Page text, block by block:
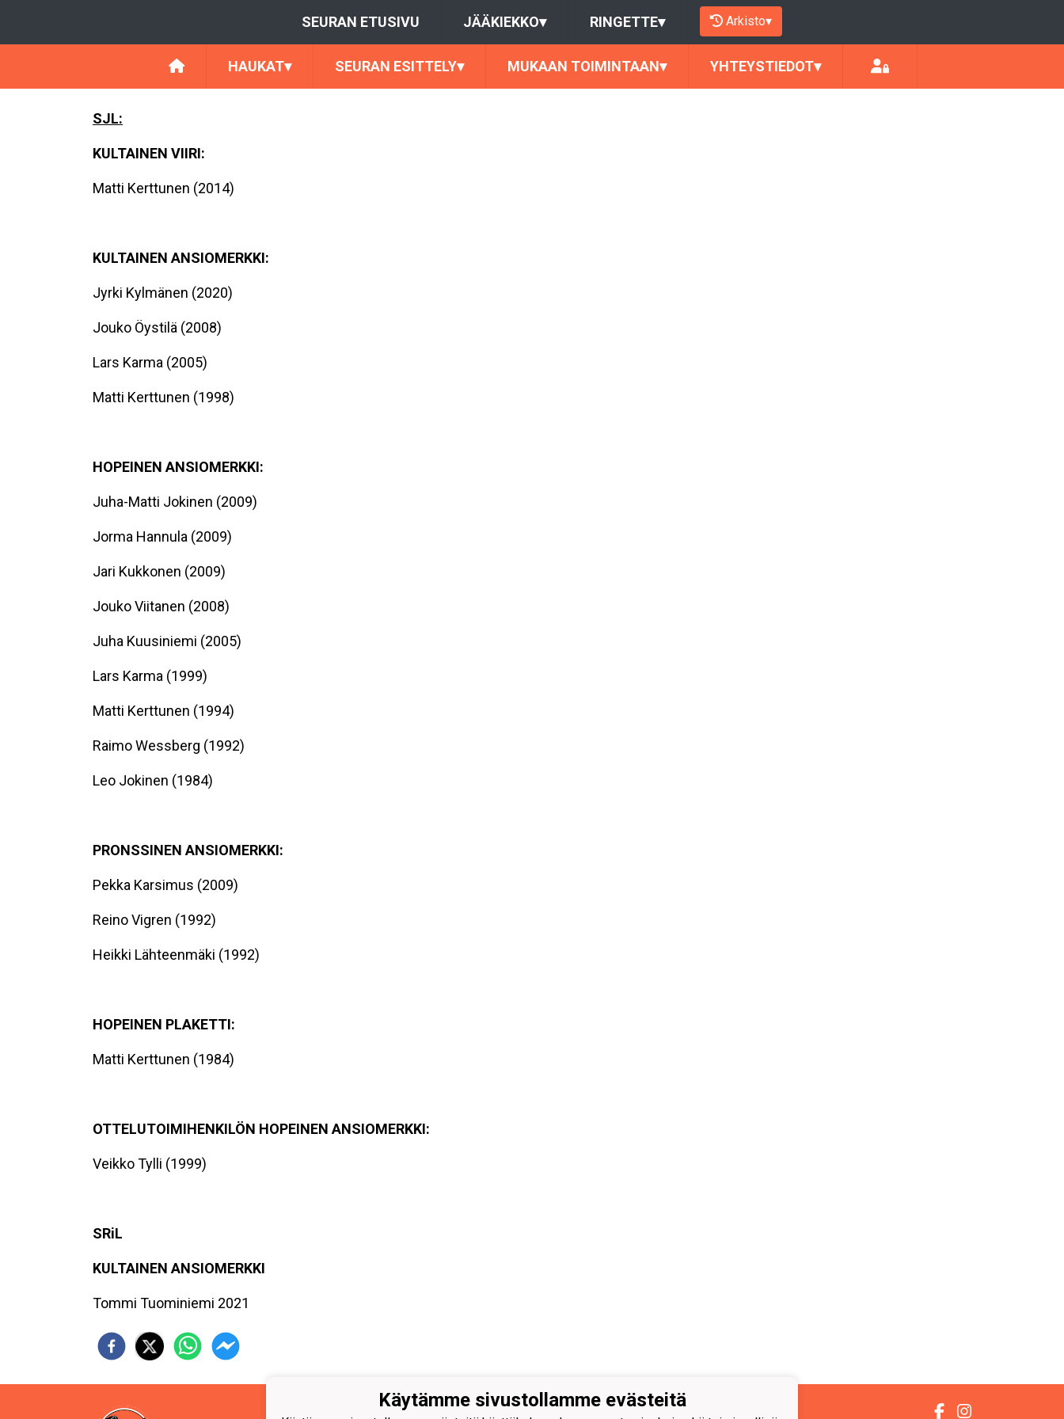
SEURAN ETUSIVU JÄÄKIEKKO▾ RINGETTE▾ Arkisto▾
HAUKAT▾ SEURAN ESITTELY▾ MUKAAN TOIMINTAAN▾ YHTEYSTIEDOT▾
SJL:
KULTAINEN VIIRI:
Matti Kerttunen (2014)
KULTAINEN ANSIOMERKKI:
Jyrki Kylmänen (2020)
Jouko Öystilä (2008)
Lars Karma (2005)
Matti Kerttunen (1998)
HOPEINEN ANSIOMERKKI:
Juha-Matti Jokinen (2009)
Jorma Hannula (2009)
Jari Kukkonen (2009)
Jouko Viitanen (2008)
Juha Kuusiniemi (2005)
Lars Karma (1999)
Matti Kerttunen (1994)
Raimo Wessberg (1992)
Leo Jokinen (1984)
PRONSSINEN ANSIOMERKKI:
Pekka Karsimus (2009)
Reino Vigren (1992)
Heikki Lähteenmäki (1992)
HOPEINEN PLAKETTI:
Matti Kerttunen (1984)
OTTELUTOIMIHENKILÖN HOPEINEN ANSIOMERKKI:
Veikko Tylli (1999)
SRiL
KULTAINEN ANSIOMERKKI
Tommi Tuominiemi 2021
Jääurheiluseura Haukat ry
Käytämme sivustollamme evästeitä